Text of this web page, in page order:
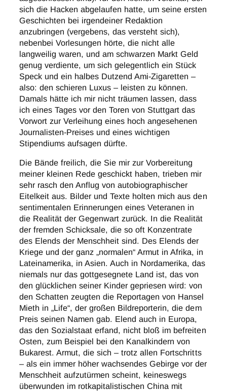
sich die Hacken abgelaufen hatte, um seine ersten
Geschichten bei irgendeiner Redaktion
anzubringen (vergebens, das versteht sich),
nebenbei Vorlesungen hörte, die nicht alle
langweilig waren, und am schwarzen Markt Geld
genug verdiente, um sich gelegentlich ein Stück
Speck und ein halbes Dutzend Ami-Zigaretten –
also: den schieren Luxus – leisten zu können.
Damals hätte ich mir nicht träumen lassen, dass
ich eines Tages vor den Toren von Stuttgart das
Vorwort zur Verleihung eines hoch angesehenen
Journalisten-Preises und eines wichtigen
Stipendiums aufsagen dürfte.
Die Bände freilich, die Sie mir zur Vorbereitung
meiner kleinen Rede geschickt haben, trieben mir
sehr rasch den Anflug von autobiographischer
Eitelkeit aus. Bilder und Texte holten mich aus den
sentimentalen Erinnerungen eines Veteranen in
die Realität der Gegenwart zurück. In die Realität
der fremden Schicksale, die so oft Konzentrate
des Elends der Menschheit sind. Des Elends der
Kriege und der ganz „normalen“ Armut in Afrika, in
Lateinamerika, in Asien. Auch in Nordamerika, das
niemals nur das gottgesegnete Land ist, das von
den glücklichen seiner Kinder gepriesen wird: von
den Schatten zeugten die Reportagen von Hansel
Mieth in „Life“, der großen Bildreporterin, die dem
Preis seinen Namen gab. Elend auch in Europa,
das den Sozialstaat erfand, nicht bloß im befreiten
Osten, zum Beispiel bei den Kanalkindern von
Bukarest. Armut, die sich – trotz allen Fortschritts
– als ein immer höher wachsendes Gebirge vor der
Menschheit aufzutürmen scheint, keineswegs
überwunden im rotkapitalistischen China mit